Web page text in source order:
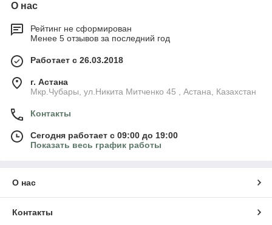
О нас
Рейтинг не сформирован
Менее 5 отзывов за последний год
Работает с 26.03.2018
г. Астана
Мкр.Чубары, ул.Никита Митченко 45 , Астана, Казахстан
Контакты
Сегодня работает с 09:00 до 19:00
Показать весь график работы
О нас
Контакты